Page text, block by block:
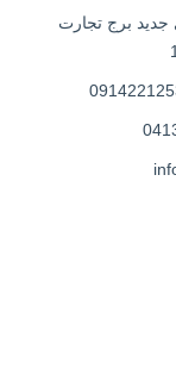
جدید برج تجارت